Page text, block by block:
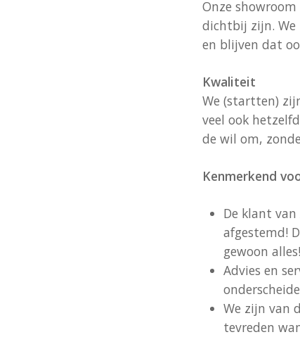
Onze
dichtbij zijn. We
en blijven dat
Kwaliteit
We (startten)
veel ook
de wil om,
Kenmerkend
De klant
afgestemd!
gewoon
Advies en
We zijn van
tevreden